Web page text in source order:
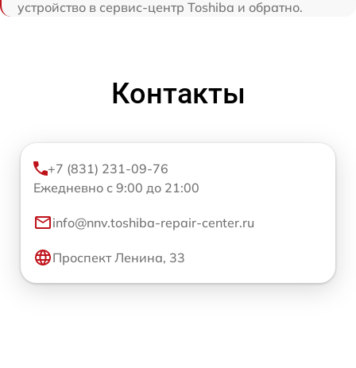
устройство в сервис-центр Toshiba и обратно.
Контакты
+7 (831) 231-09-76
Ежедневно с 9:00 до 21:00
info@nnv.toshiba-repair-center.ru
Проспект Ленина, 33